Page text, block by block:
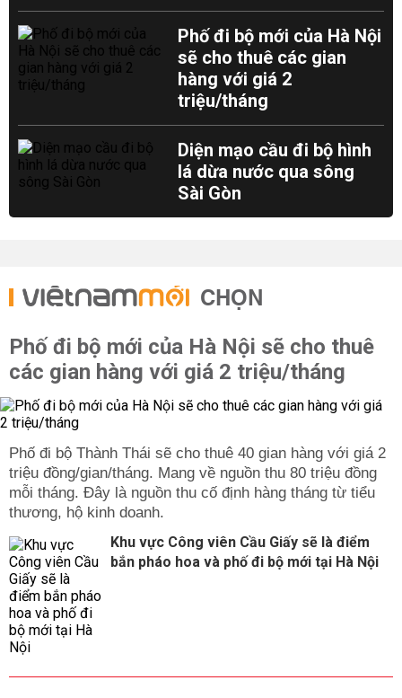
Phố đi bộ mới của Hà Nội
sẽ cho thuê các gian
hàng với giá 2
triệu/tháng
Diện mạo cầu đi bộ hình
lá dừa nước qua sông
Sài Gòn
CHỌN
Phố đi bộ mới của Hà Nội sẽ cho thuê
các gian hàng với giá 2 triệu/tháng
Phố đi bộ Thành Thái sẽ cho thuê 40 gian hàng với giá 2
triệu đồng/gian/tháng. Mang về nguồn thu 80 triệu đồng
mỗi tháng. Đây là nguồn thu cố định hàng tháng từ tiểu
thương, hộ kinh doanh.
Khu vực Công viên Cầu Giấy sẽ là điểm
bắn pháo hoa và phố đi bộ mới tại Hà Nội